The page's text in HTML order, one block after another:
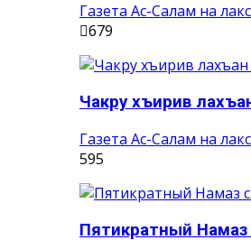
Газета Ас-Салам на
679
Чакру хъирив
Газета Ас-Салам на
595
Пятикратный Намаз